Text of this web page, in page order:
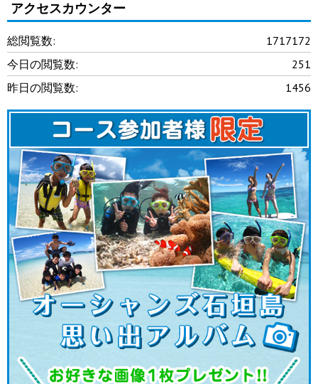
アクセスカウンター
1717172
総閲覧数:
251
今日の閲覧数:
1456
昨日の閲覧数: